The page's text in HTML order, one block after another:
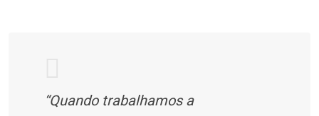
“Quando trabalhamos a